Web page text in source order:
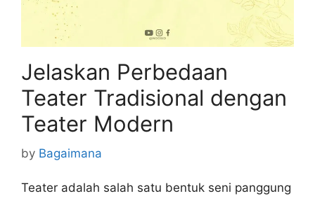
Jelaskan Perbedaan
Teater Tradisional dengan
Teater Modern
by Bagaimana
Teater adalah salah satu bentuk seni panggung